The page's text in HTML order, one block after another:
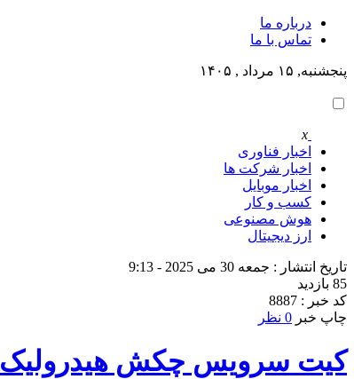
درباره ما
تماس با ما
پنجشنبه, ۱۵ مرداد , ۱۴۰۵
x
اخبار فناوری
اخبار شرکت ها
اخبار موبایل
کسب و کار
هوش مصنوعی
ارز دیجیتال
تاریخ انتشار : جمعه 30 می 2025 - 9:13
85 بازدید
کد خبر : 8887
چاپ خبر 0 نظر
کیت سرویس چکش هیدرولیک